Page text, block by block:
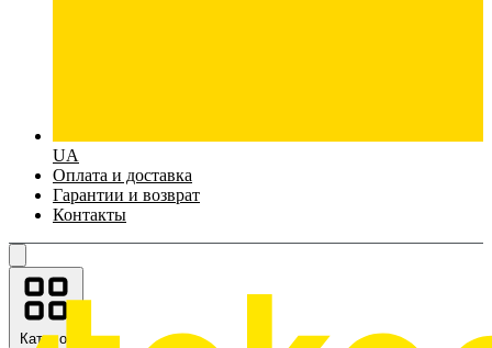
UA
Оплата и доставка
Гарантии и возврат
Контакты
Каталог